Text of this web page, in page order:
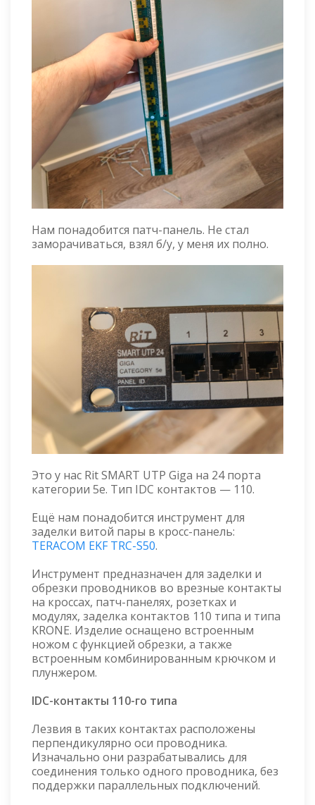
Нам понадобится патч-панель. Не стал
заморачиваться, взял б/у, у меня их полно.
Это у нас Rit SMART UTP Giga на 24 порта
категории 5e. Тип IDC контактов — 110.
Ещё нам понадобится инструмент для
заделки витой пары в кросс-панель:
TERACOM EKF TRC-S50.
Инструмент предназначен для заделки и
обрезки проводников во врезные контакты
на кроссах, патч-панелях, розетках и
модулях, заделка контактов 110 типа и типа
KRONE. Изделие оснащено встроенным
ножом с функцией обрезки, а также
встроенным комбинированным крючком и
плунжером.
IDC-контакты 110-го типа
Лезвия в таких контактах расположены
перпендикулярно оси проводника.
Изначально они разрабатывались для
соединения только одного проводника, без
поддержки параллельных подключений.